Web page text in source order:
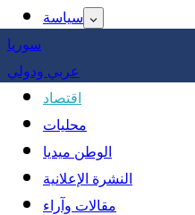
سياسة
سوريا
عربي ودولي
اقتصاد
محليات
الوطن ميديا
النشرة الإعلانية
مقالات وآراء